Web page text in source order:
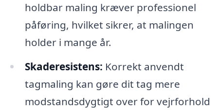
holdbar maling kræver professionel
påføring, hvilket sikrer, at malingen
holder i mange år.
Skaderesistens: Korrekt anvendt
tagmaling kan gøre dit tag mere
modstandsdygtigt over for vejrforhold